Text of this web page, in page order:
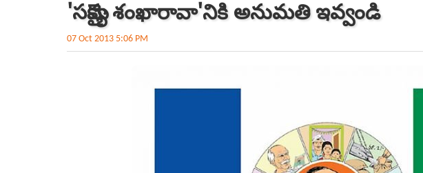
'సమైక్య శంఖారావా'నికి అనుమతి ఇవ్వండి
07 Oct 2013 5:06 PM